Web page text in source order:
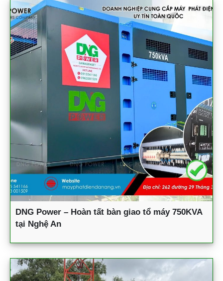
DNG Power – Hoàn tất bàn giao tổ máy 750KVA
tại Nghệ An